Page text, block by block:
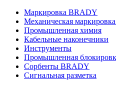
Маркировка BRADY
Механическая
Промышленная химия
Кабельные наконечники
Инструменты
Промышленная
Сорбенты BRADY
Сигнальная разметка